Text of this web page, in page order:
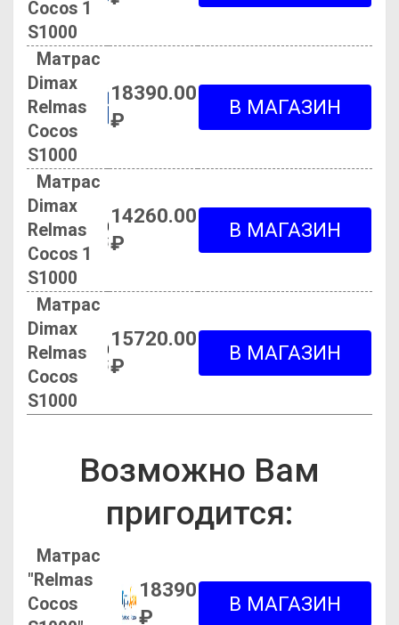
Cocos 1
S1000
Матрас
Dimax
Relmas
Cocos
S1000
18390.00
₽
Матрас
Dimax
Relmas
Cocos 1
S1000
14260.00
₽
Матрас
Dimax
Relmas
Cocos
S1000
15720.00
₽
Возможно Вам
пригодится:
Матрас
"Relmas
Cocos
18390
₽